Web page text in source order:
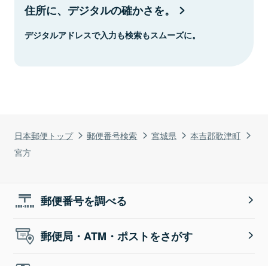
日本郵便トップ 郵便番号検索 宮城県
本吉郡歌津町
宮方
住所に、デジタルの確かさを。
デジタルアドレスで入力も検索もスムーズに。
郵便番号を調べる
郵便局・ATM・ポストをさがす